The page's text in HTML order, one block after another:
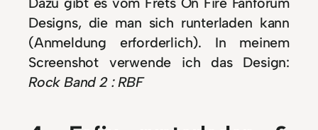
Designs, die man sich runterladen kann
(Anmeldung erforderlich). In meinem
Screenshot verwende ich das Design:
Rock Band 2 : RBF